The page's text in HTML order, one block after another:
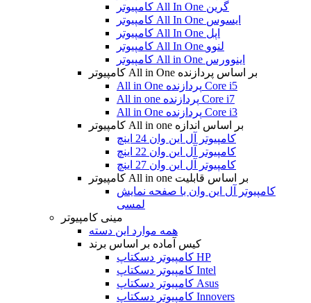
کامپیوتر All In One گرین
کامپیوتر All In One ایسوس
کامپیوتر All In One اپل
کامپیوتر All In One لنوو
کامپیوتر All in One اینوورس
کامپیوتر All in One بر اساس پردازنده
All in One پردازنده Core i5
All in one پردازنده Core i7
All in One پردازنده Core i3
کامپیوتر All in one بر اساس اندازه
کامپیوتر آل این وان 24 اینچ
کامپیوتر آل این وان 22 اینچ
کامپیوتر آل این وان 27 اینچ
کامپیوتر All in one بر اساس قابلیت
کامپیوتر آل این وان با صفحه نمایش
لمسی
مینی کامپیوتر
همه موارد این دسته
کیس آماده بر اساس برند
کامپیوتر دسکتاپ HP
کامپیوتر دسکتاپ Intel
کامپیوتر دسکتاپ Asus
کامپیوتر دسکتاپ Innovers